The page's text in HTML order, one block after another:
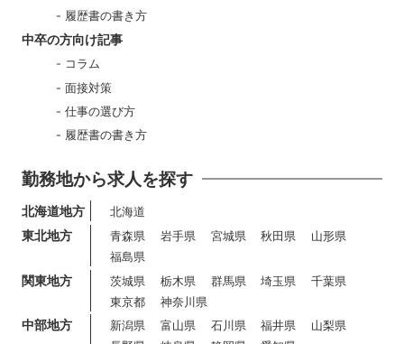
履歴書の書き方
中卒の方向け記事
コラム
面接対策
仕事の選び方
履歴書の書き方
勤務地から求人を探す
北海道地方 北海道
東北地方 青森県 岩手県 宮城県 秋田県
山形県
福島県
関東地方 茨城県 栃木県 群馬県 埼玉県
千葉県
東京都
神奈川県
中部地方 新潟県 富山県 石川県 福井県
山梨県